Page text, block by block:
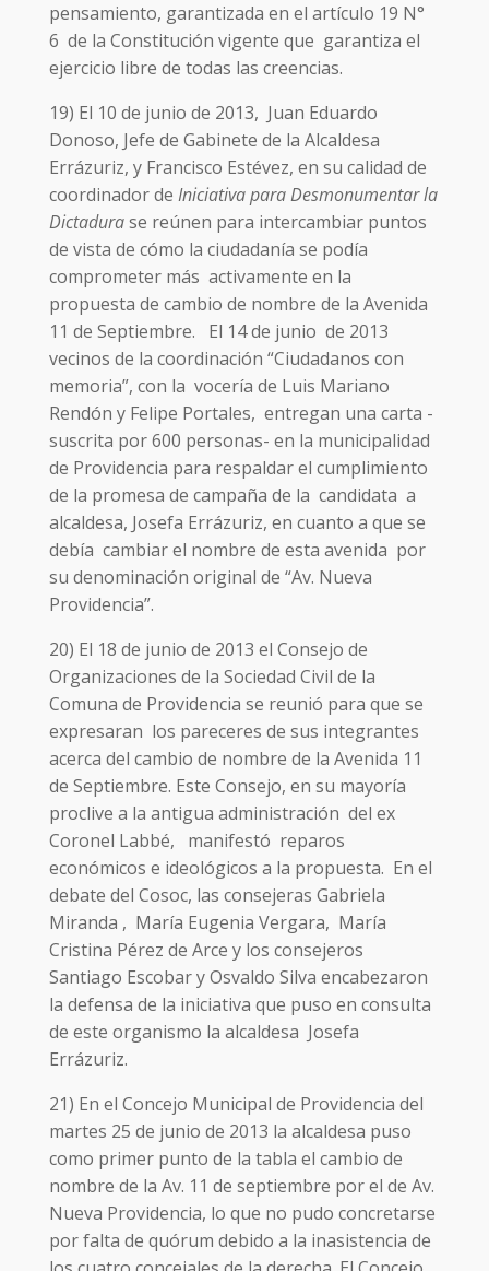
pensamiento, garantizada en el artículo 19 N°
6 de la Constitución vigente que garantiza el
ejercicio libre de todas las creencias.
19) El 10 de junio de 2013, Juan Eduardo
Donoso, Jefe de Gabinete de la Alcaldesa
Errázuriz, y Francisco Estévez, en su calidad de
coordinador de Iniciativa para Desmonumentar la
Dictadurase reúnen para intercambiar puntos
de vista de cómo la ciudadanía se podía
comprometer más activamente en la
propuesta de cambio de nombre de la Avenida
11 de Septiembre. El 14 de junio de 2013
vecinos de la coordinación “Ciudadanos con
memoria”, con la vocería de Luis Mariano
Rendón y Felipe Portales, entregan una carta -
suscrita por 600 personas- en la municipalidad
de Providencia para respaldar el cumplimiento
de la promesa de campaña de la candidata a
alcaldesa, Josefa Errázuriz, en cuanto a que se
debía cambiar el nombre de esta avenida por
su denominación original de “Av. Nueva
Providencia”.
20) El 18 de junio de 2013 el Consejo de
Organizaciones de la Sociedad Civil de la
Comuna de Providencia se reunió para que se
expresaran los pareceres de sus integrantes
acerca del cambio de nombre de la Avenida 11
de Septiembre. Este Consejo, en su mayoría
proclive a la antigua administración del ex
Coronel Labbé, manifestó reparos
económicos e ideológicos a la propuesta. En el
debate del Cosoc, las consejeras Gabriela
Miranda , María Eugenia Vergara, María
Cristina Pérez de Arce y los consejeros
Santiago Escobar y Osvaldo Silva encabezaron
la defensa de la iniciativa que puso en consulta
de este organismo la alcaldesa Josefa
Errázuriz.
21) En el Concejo Municipal de Providencia del
martes 25 de junio de 2013 la alcaldesa puso
como primer punto de la tabla el cambio de
nombre de la Av. 11 de septiembre por el de Av.
Nueva Providencia, lo que no pudo concretarse
por falta de quórum debido a la inasistencia de